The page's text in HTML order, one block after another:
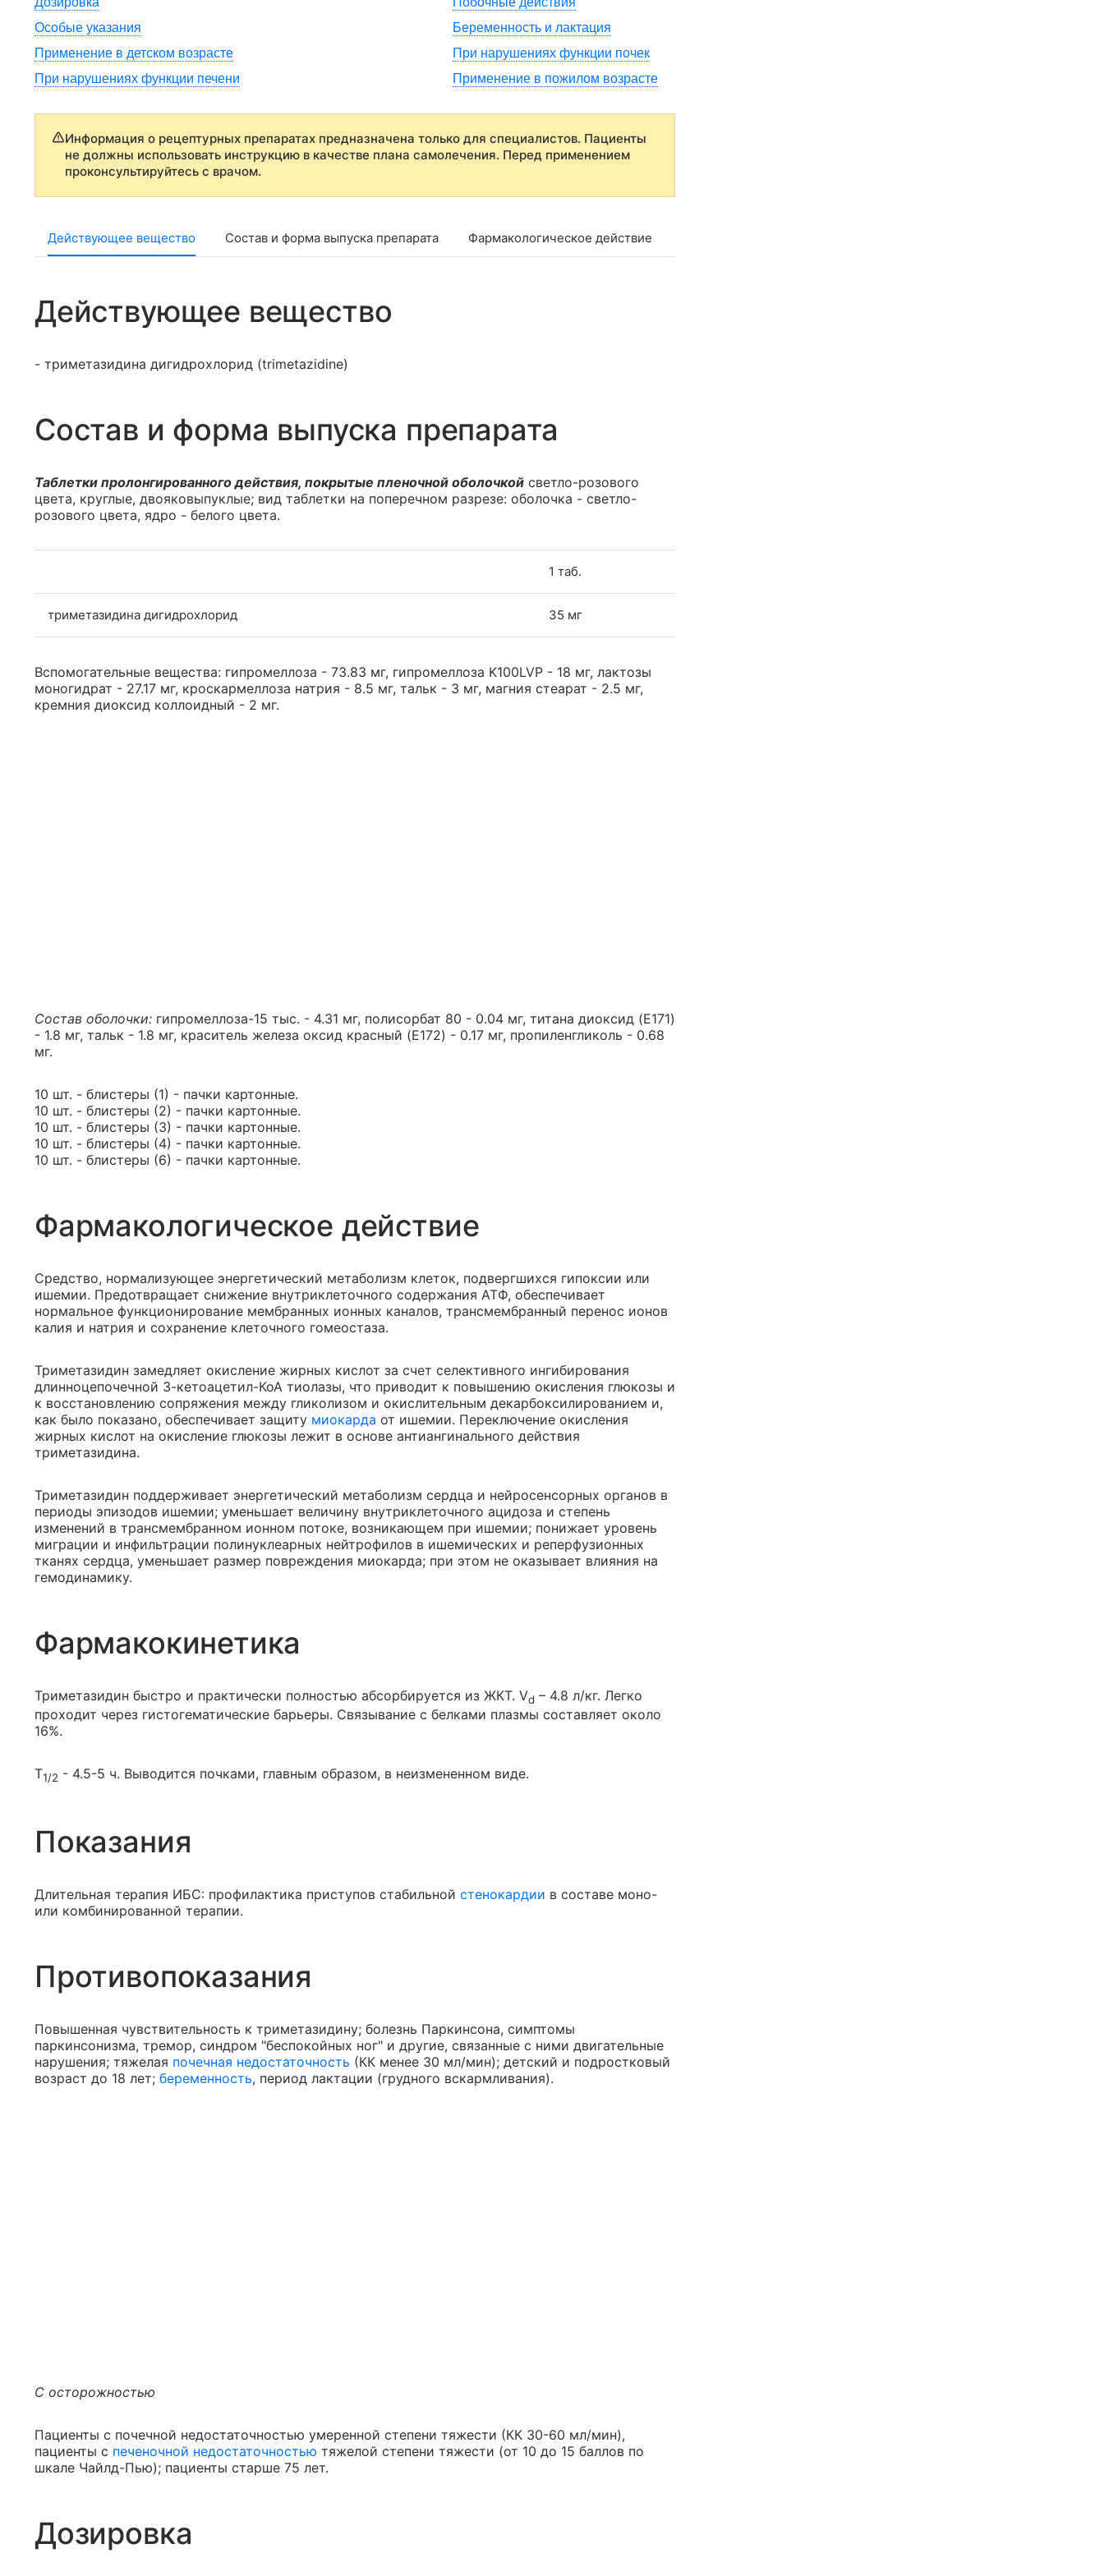
Особые указания
Беременность и лактация
Применение в детском возрасте
При нарушениях функции почек
При нарушениях функции печени
Применение в пожилом возрасте
Информация о рецептурных препаратах предназначена только для специалистов. Пациенты
не должны использовать инструкцию в качестве плана самолечения. Перед применением
проконсультируйтесь с врачом.
Действующее вещество Состав и форма выпуска препарата Фармакологическое действие
Действующее вещество
- триметазидина дигидрохлорид (trimetazidine)
Состав и форма выпуска препарата
Таблетки пролонгированного действия, покрытые пленочной оболочкой светло-розового
цвета, круглые, двояковыпуклые; вид таблетки на поперечном разрезе: оболочка - светло-
розового цвета, ядро - белого цвета.
1 таб.
триметазидина дигидрохлорид 35 мг
Вспомогательные вещества: гипромеллоза - 73.83 мг, гипромеллоза K100LVP - 18 мг, лактозы
моногидрат - 27.17 мг, кроскармеллоза натрия - 8.5 мг, тальк - 3 мг, магния стеарат - 2.5 мг,
кремния диоксид коллоидный - 2 мг.
Состав оболочки: гипромеллоза-15 тыс. - 4.31 мг, полисорбат 80 - 0.04 мг, титана диоксид (E171)
- 1.8 мг, тальк - 1.8 мг, краситель железа оксид красный (E172) - 0.17 мг, пропиленгликоль - 0.68
мг.
10 шт. - блистеры (1) - пачки картонные.
10 шт. - блистеры (2) - пачки картонные.
10 шт. - блистеры (3) - пачки картонные.
10 шт. - блистеры (4) - пачки картонные.
10 шт. - блистеры (6) - пачки картонные.
Фармакологическое действие
Средство, нормализующее энергетический метаболизм клеток, подвергшихся гипоксии или
ишемии. Предотвращает снижение внутриклеточного содержания АТФ, обеспечивает
нормальное функционирование мембранных ионных каналов, трансмембранный перенос ионов
калия и натрия и сохранение клеточного гомеостаза.
Триметазидин замедляет окисление жирных кислот за счет селективного ингибирования
длинноцепочечной 3-кетоацетил-КоА тиолазы, что приводит к повышению окисления глюкозы и
к восстановлению сопряжения между гликолизом и окислительным декарбоксилированием и,
как было показано, обеспечивает защиту миокарда от ишемии. Переключение окисления
жирных кислот на окисление глюкозы лежит в основе антиангинального действия
триметазидина.
Триметазидин поддерживает энергетический метаболизм сердца и нейросенсорных органов в
периоды эпизодов ишемии; уменьшает величину внутриклеточного ацидоза и степень
изменений в трансмембранном ионном потоке, возникающем при ишемии; понижает уровень
миграции и инфильтрации полинуклеарных нейтрофилов в ишемических и реперфузионных
тканях сердца, уменьшает размер повреждения миокарда; при этом не оказывает влияния на
гемодинамику.
Фармакокинетика
Триметазидин быстро и практически полностью абсорбируется из ЖКТ. Vd – 4.8 л/кг. Легко
проходит через гистогематические барьеры. Связывание с белками плазмы составляет около
16%.
T1/2 - 4.5-5 ч. Выводится почками, главным образом, в неизмененном виде.
Показания
Длительная терапия ИБС: профилактика приступов стабильной стенокардии в составе моно-
или комбинированной терапии.
Противопоказания
Повышенная чувствительность к триметазидину; болезнь Паркинсона, симптомы
паркинсонизма, тремор, синдром "беспокойных ног" и другие, связанные с ними двигательные
нарушения; тяжелая почечная недостаточность (КК менее 30 мл/мин); детский и подростковый
возраст до 18 лет; беременность, период лактации (грудного вскармливания).
С осторожностью
Пациенты с почечной недостаточностью умеренной степени тяжести (КК 30-60 мл/мин),
пациенты с печеночной недостаточностью тяжелой степени тяжести (от 10 до 15 баллов по
шкале Чайлд-Пью); пациенты старше 75 лет.
Дозировка